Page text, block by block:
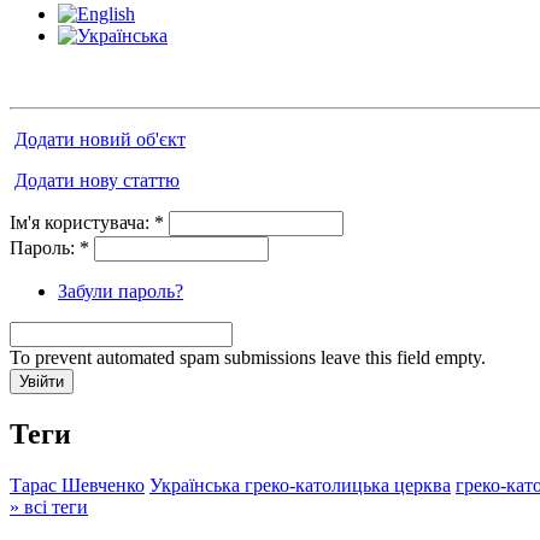
Додати новий об'єкт
Додати нову статтю
Ім'я користувача: *
Пароль: *
Забули пароль?
To prevent automated spam submissions leave this field empty.
Теги
Тарас Шевченко Українська греко-католицька церква греко-
» всі теги